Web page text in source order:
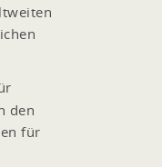
den
für